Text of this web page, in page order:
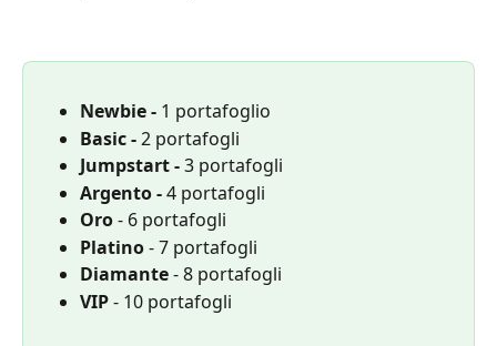
Newbie - 1 portafoglio
Basic - 2 portafogli
Jumpstart - 3 portafogli
Argento - 4 portafogli
Oro - 6 portafogli
Platino - 7 portafogli
Diamante - 8 portafogli
VIP - 10 portafogli